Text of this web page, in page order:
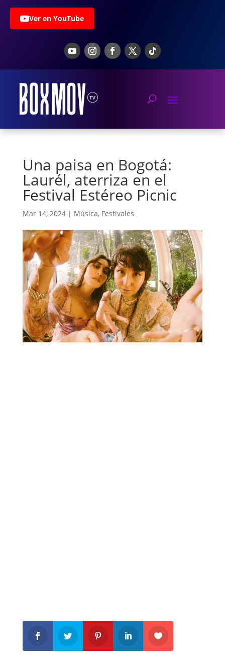
Ver en YouTube
Una paisa en Bogotá:
Laurél, aterriza en el
Festival Estéreo Picnic
Mar 14, 2024| Música, Festivales